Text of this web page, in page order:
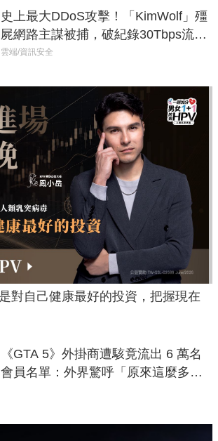
史上最大DDoS攻擊！「KimWolf」殭
屍網路主謀被捕，破紀錄30Tbps流量
癱瘓全球！
雲端/資訊安全
對自己健康最好的投資，把握現在
《GTA 5》外掛商遭駭竟流出 6 萬名
會員名單：外界驚呼「原來這麼多人